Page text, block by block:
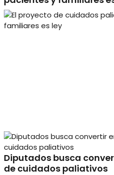
Diputados busca
de cuidados paliativos